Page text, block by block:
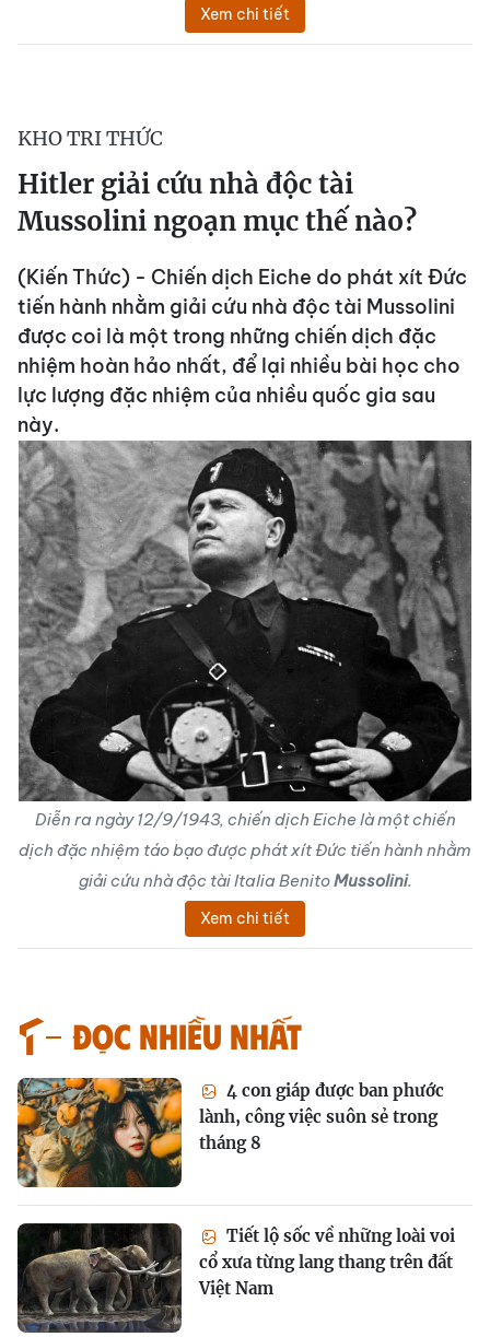
Xem chi tiết
KHO TRI THỨC
Hitler giải cứu nhà độc tài
Mussolini ngoạn mục thế nào?
(Kiến Thức) - Chiến dịch Eiche do phát xít Đức
tiến hành nhằm giải cứu nhà độc tài Mussolini
được coi là một trong những chiến dịch đặc
nhiệm hoàn hảo nhất, để lại nhiều bài học cho
lực lượng đặc nhiệm của nhiều quốc gia sau
này.
Diễn ra ngày 12/9/1943, chiến dịch Eiche là một chiến
dịch đặc nhiệm táo bạo được phát xít Đức tiến hành nhằm
giải cứu nhà độc tài Italia BenitoMussolini.
Xem chi tiết
Đọc nhiều nhất
4 con giáp được ban phước
lành, công việc suôn sẻ trong
tháng 8
Tiết lộ sốc về những loài voi
cổ xưa từng lang thang trên đất
Việt Nam